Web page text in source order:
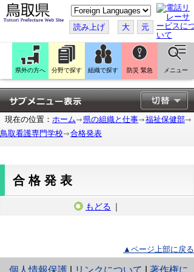
こ
の
ペ
ー
ジ
翻
訳
す
る
読み上げ 大 元
県外の方へ 分野で探す 組織で探す 防災 緊急 メニュー
現在の位置： ホーム 県の組織と仕事
福祉保健部
鳥取看護専門学校
合格発表
合格発表
もどる ｜
▲ページ上部に戻る
個人情報保護 と
リンクについて 著作権に